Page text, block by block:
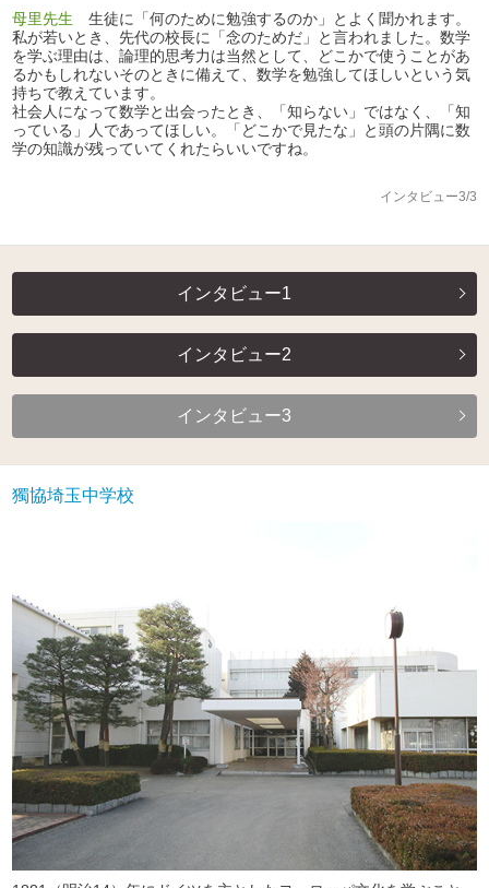
母里先生 生徒に「何のために勉強するのか」とよく聞かれます。
私が若いとき、先代の校長に「念のためだ」と言われました。数学
を学ぶ理由は、論理的思考力は当然として、どこかで使うことがあ
るかもしれないそのときに備えて、数学を勉強してほしいという気
持ちで教えています。
社会人になって数学と出会ったとき、「知らない」ではなく、「知
っている」人であってほしい。「どこかで見たな」と頭の片隅に数
学の知識が残っていてくれたらいいですね。
インタビュー3/3
インタビュー1
インタビュー2
インタビュー3
獨協埼玉中学校